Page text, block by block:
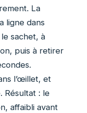
La
ligne dans
sachet, à
puis à retirer
l’œillet, et
Résultat : le
affaibli avant